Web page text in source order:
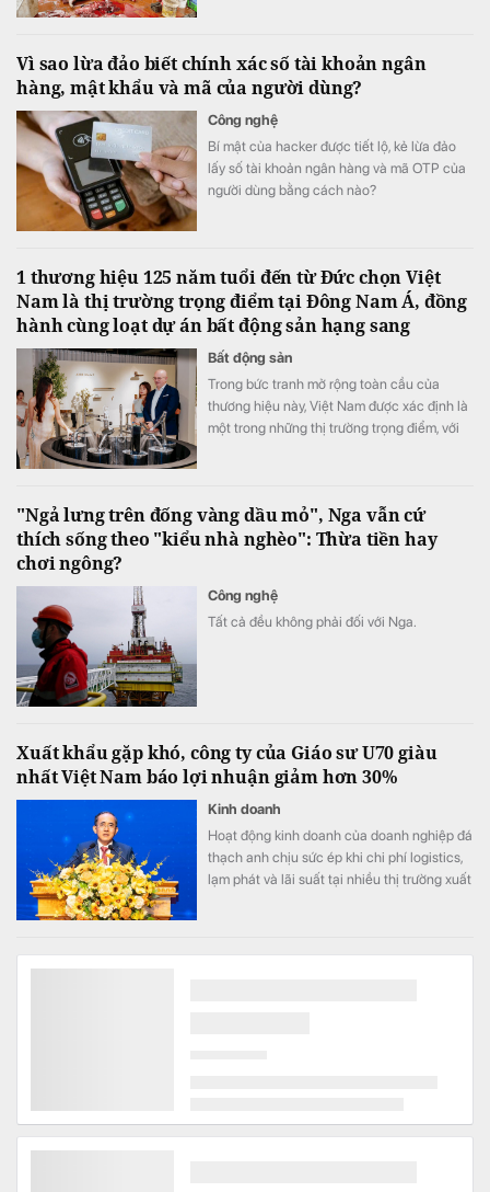
Vì sao lừa đảo biết chính xác số tài khoản ngân
hàng, mật khẩu và mã của người dùng?
Công nghệ
Bí mật của hacker được tiết lộ, kẻ lừa đảo
lấy số tài khoản ngân hàng và mã OTP của
người dùng bằng cách nào?
1 thương hiệu 125 năm tuổi đến từ Đức chọn Việt
Nam là thị trường trọng điểm tại Đông Nam Á, đồng
hành cùng loạt dự án bất động sản hạng sang
Bất động sản
Trong bức tranh mở rộng toàn cầu của
thương hiệu này, Việt Nam được xác định là
một trong những thị trường trọng điểm, với
"Ngả lưng trên đống vàng dầu mỏ", Nga vẫn cứ
thích sống theo "kiểu nhà nghèo": Thừa tiền hay
chơi ngông?
Công nghệ
Tất cả đều không phải đối với Nga.
Xuất khẩu gặp khó, công ty của Giáo sư U70 giàu
nhất Việt Nam báo lợi nhuận giảm hơn 30%
Kinh doanh
Hoạt động kinh doanh của doanh nghiệp đá
thạch anh chịu sức ép khi chi phí logistics,
lạm phát và lãi suất tại nhiều thị trường xuất